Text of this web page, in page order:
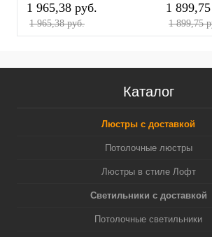
1 965,38 pуб.
1 965,38 pуб.
1
1 899,75
Каталог
Люстры с доставкой
Потолочные люстры
Люстры в стиле Лофт
Светильники с доставкой
Потолочные светильники